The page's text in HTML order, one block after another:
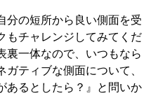
分の短所から良い側面を受
もチャレンジしてみてくだ
裏一体なので、いつもなら
ティブな側面について、
あるとしたら？』と問いか